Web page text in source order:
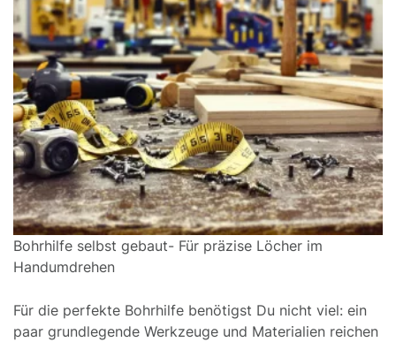
Bohrhilfe selbst gebaut- Für präzise Löcher im
Handumdrehen
Für die perfekte Bohrhilfe benötigst Du nicht viel: ein
paar grundlegende Werkzeuge und Materialien reichen